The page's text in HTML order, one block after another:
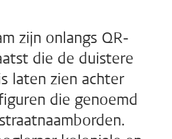
zijn onlangs QR-
die de duistere
laten zien achter
die genoemd